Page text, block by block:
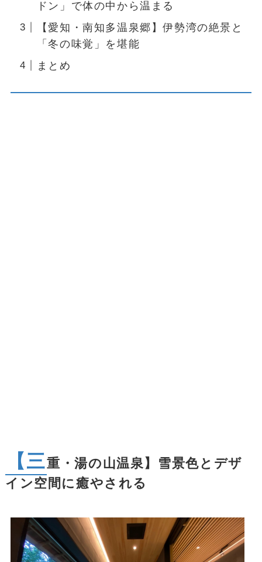
ドン」で体の中から温まる
【愛知・南知多温泉郷】伊勢湾の絶景と
「冬の味覚」を堪能
まとめ
【三重・湯の山温泉】雪景色とデザ
イン空間に癒やされる